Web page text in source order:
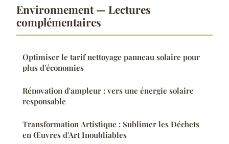
Environnement — Lectures
complémentaires
Optimiser le tarif nettoyage panneau solaire pour
plus d'économies
Rénovation d'ampleur : vers une énergie solaire
responsable
Transformation Artistique : Sublimer les Déchets
en Œuvres d'Art Inoubliables